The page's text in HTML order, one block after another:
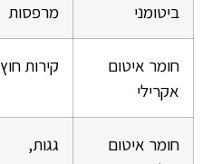
ביטומני
מרפסות
חומר איטום
אקרילי
קירות חוץ
חומר איטום
גגות,